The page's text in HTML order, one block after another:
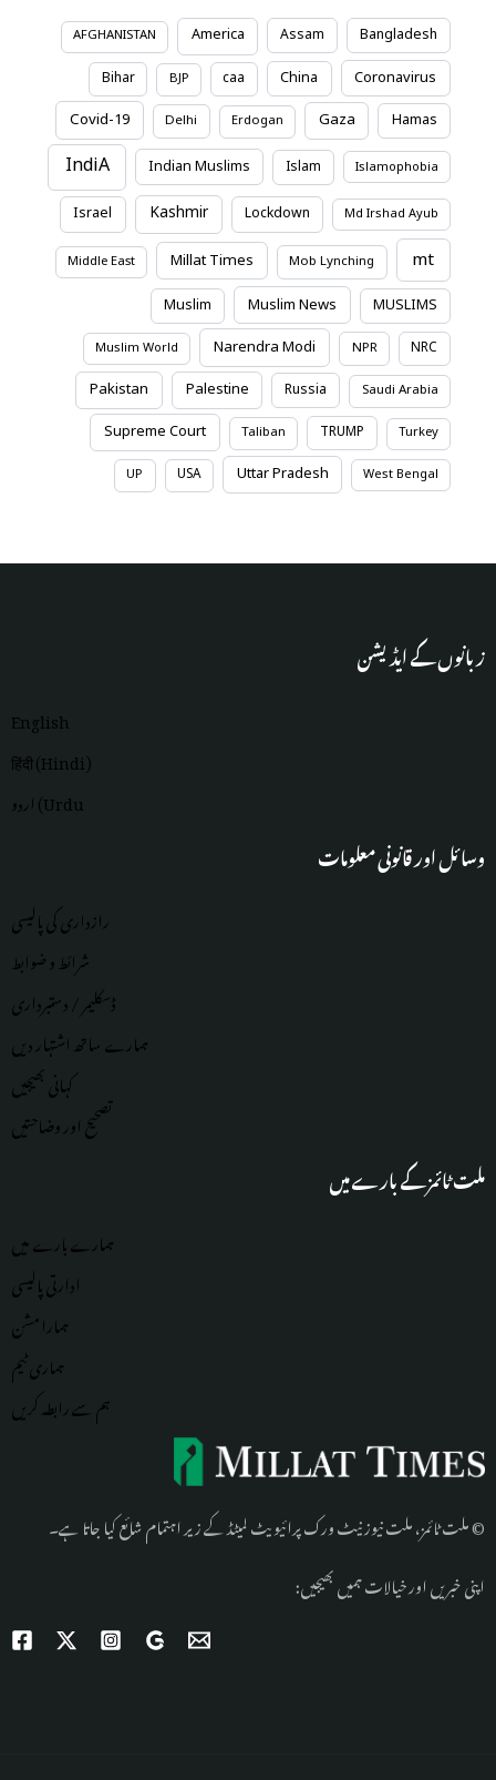
AFGHANISTAN America Assam Bangladesh
Bihar BJP caa China Coronavirus
Covid-19 Delhi Erdogan Gaza Hamas
IndiA Indian Muslims Islam Islamophobia
Israel Kashmir Lockdown Md Irshad Ayub
Middle East Millat Times Mob Lynching mt
Muslim Muslim News MUSLIMS
Muslim World Narendra Modi NPR NRC
Pakistan Palestine Russia Saudi Arabia
Supreme Court Taliban TRUMP Turkey
UP USA Uttar Pradesh West Bengal
زبانوں کے ایڈیشن
English
हिंदी (Hindi)
اردو (Urdu
وسائل اور قانونی معلومات
رازداری کی پالیسی
شرائط و ضوابط
ڈسکلیمر / دستبرداری
ہمارے ساتھ اشتہار دیں
کہانی بھیجیں
تصحیح اور وضاحتیں
ملت ٹائمز کے بارے میں
ہمارے بارے میں
ادارتی پالیسی
ہمارا مشن
ہماریٹیم
ہم سے رابطہ کریں
© ملت ٹائمز، ملت نیوز نیٹ ورک پرائیویٹ لمیٹڈ کے زیر اہتمام شائع کیا جاتا ہے۔
اپنی خبریں اور خیالات ہمیں بھیجیں: